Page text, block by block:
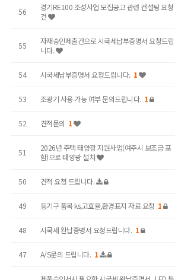
56
경기RE100 조성사업 모집공고 관련 컨설팅 요청
건
55
자재승인제출건으로 시국세납부증명서 요청드립
니다.
54 시국세납부증명서 요청드립니다. 1
53 조광기 사용 가능 여부 문의드립니다. 1
52 견적문의 1
51
2026년 주택 태양광 지원사업(여주시 보조금 포
함)으로 태양광 설치
50 견적 요청 드립니다.
49 등기구 품목 ks,고효율,환경표지 자료 요청 1
48 시국세 완납증명서 요청드립니다. 1
47 A/S문의 드립니다. 1